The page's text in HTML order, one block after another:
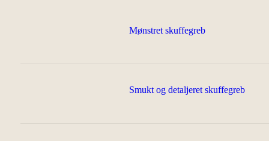
Mønstret skuffegreb
Smukt og detaljeret skuffegreb